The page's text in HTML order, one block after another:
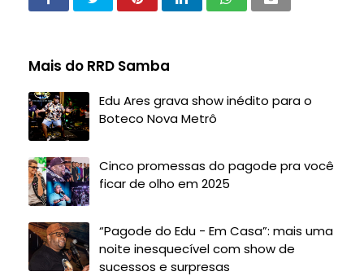
Mais do RRD Samba
Edu Ares grava show inédito para o
Boteco Nova Metrô
Cinco promessas do pagode pra você
ficar de olho em 2025
“Pagode do Edu - Em Casa”: mais uma
noite inesquecível com show de
sucessos e surpresas